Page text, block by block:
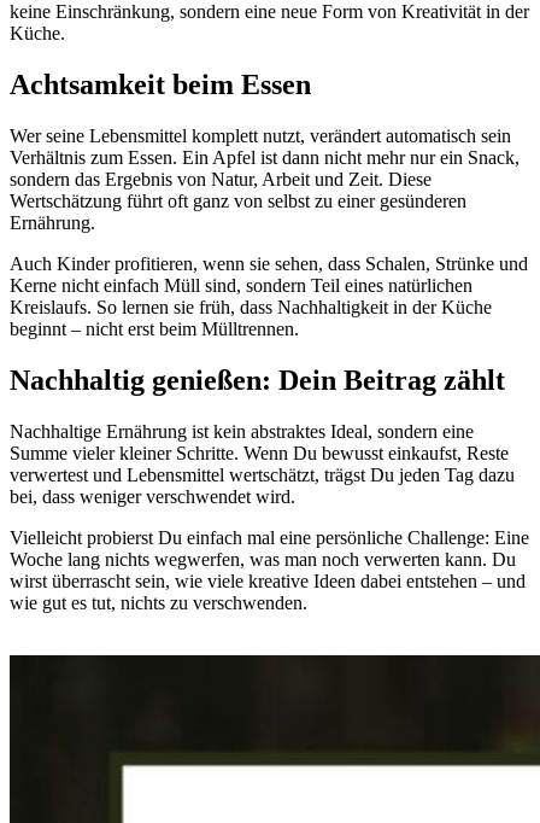
keine Einschränkung, sondern eine neue Form von Kreativität in der
Küche.
Achtsamkeit beim Essen
Wer seine Lebensmittel komplett nutzt, verändert automatisch sein
Verhältnis zum Essen. Ein Apfel ist dann nicht mehr nur ein Snack,
sondern das Ergebnis von Natur, Arbeit und Zeit. Diese
Wertschätzung führt oft ganz von selbst zu einer gesünderen
Ernährung.
Auch Kinder profitieren, wenn sie sehen, dass Schalen, Strünke und
Kerne nicht einfach Müll sind, sondern Teil eines natürlichen
Kreislaufs. So lernen sie früh, dass Nachhaltigkeit in der Küche
beginnt – nicht erst beim Mülltrennen.
Nachhaltig genießen: Dein Beitrag zählt
Nachhaltige Ernährung ist kein abstraktes Ideal, sondern eine
Summe vieler kleiner Schritte. Wenn Du bewusst einkaufst, Reste
verwertest und Lebensmittel wertschätzt, trägst Du jeden Tag dazu
bei, dass weniger verschwendet wird.
Vielleicht probierst Du einfach mal eine persönliche Challenge: Eine
Woche lang nichts wegwerfen, was man noch verwerten kann. Du
wirst überrascht sein, wie viele kreative Ideen dabei entstehen – und
wie gut es tut, nichts zu verschwenden.